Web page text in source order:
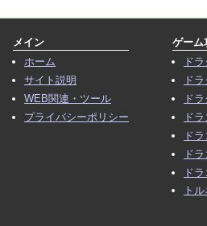
メイン
ホーム
サイト説明
WEB関連・ツール
プライバシーポリシー
ゲーム
ド
ド
ド
ド
ド
ド
ド
ト